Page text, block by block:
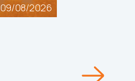
09/08/2026